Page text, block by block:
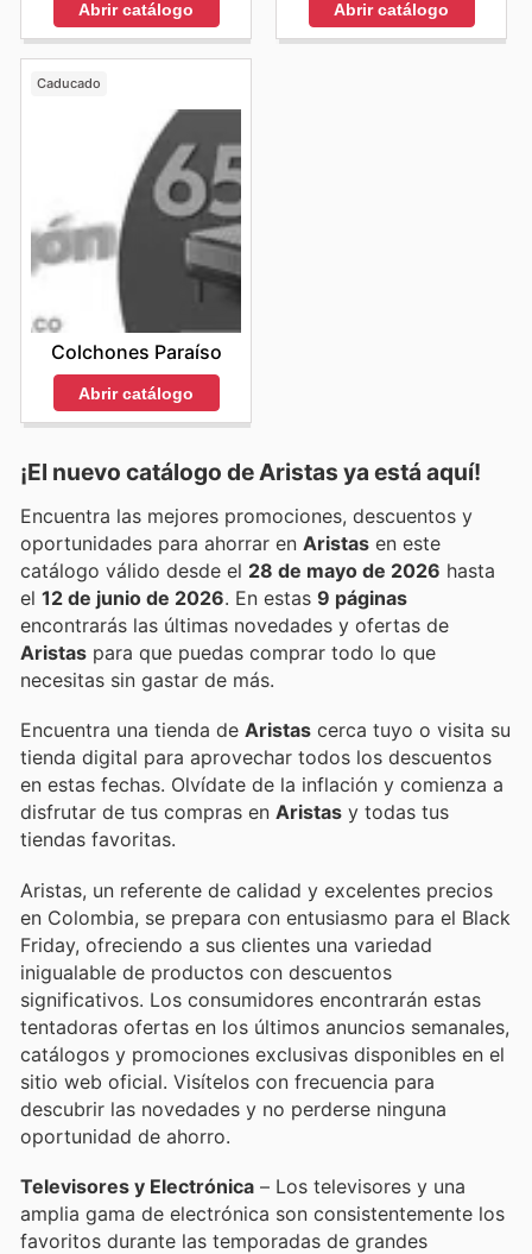
Abrir catálogo Abrir catálogo
Caducado
Colchones Paraíso
Abrir catálogo
¡El nuevo catálogo deAristas ya está aquí!
Encuentra las mejores promociones, descuentos y
oportunidades para ahorrar en Aristas en este
catálogo válido desde el 28 de mayo de 2026 hasta
el 12 de junio de 2026 . En estas 9 páginas
encontrarás las últimas novedades y ofertas de
Aristas para que puedas comprar todo lo que
necesitas sin gastar de más.
Encuentra una tienda de Aristas cerca tuyo o visita su
tienda digital para aprovechar todos los descuentos
en estas fechas. Olvídate de la inflación y comienza a
disfrutar de tus compras en Aristas y todas tus
tiendas favoritas.
Aristas, un referente de calidad y excelentes precios
en Colombia, se prepara con entusiasmo para el Black
Friday, ofreciendo a sus clientes una variedad
inigualable de productos con descuentos
significativos. Los consumidores encontrarán estas
tentadoras ofertas en los últimos anuncios semanales,
catálogos y promociones exclusivas disponibles en el
sitio web oficial. Visítelos con frecuencia para
descubrir las novedades y no perderse ninguna
oportunidad de ahorro.
Televisores y Electrónica – Los televisores y una
amplia gama de electrónica son consistentemente los
favoritos durante las temporadas de grandes